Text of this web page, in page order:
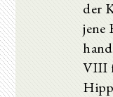
der
jene
VIII